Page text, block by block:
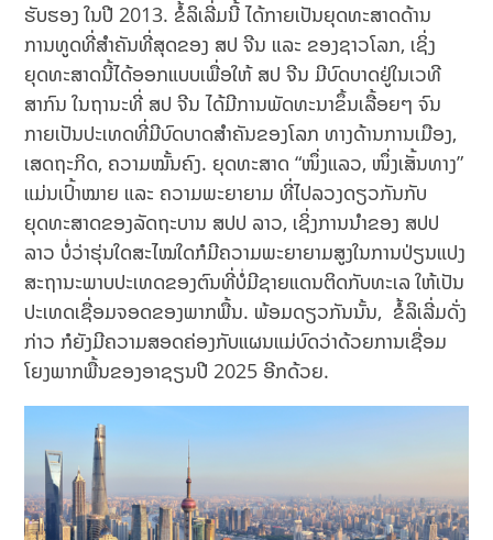
ຮັບຮອງ ໃນປີ 2013. ຂໍ້ລິເລີ່ມນີ້ ໄດ້ກາຍເປັນຍຸດທະສາດດ້ານ
ການທູດທີ່ສໍາຄັນທີ່ສຸດຂອງ ສປ ຈີນ ແລະ ຂອງຊາວໂລກ, ເຊິ່ງ
ຍຸດທະສາດນີ້ໄດ້ອອກແບບເພື່ອໃຫ້ ສປ ຈີນ ມີບົດບາດຢູ່ໃນເວທີ
ສາກົນ ໃນຖານະທີ່ ສປ ຈີນ ໄດ້ມີການພັດທະນາຂຶ້ນເລື້ອຍໆ ຈົນ
ກາຍເປັນປະເທດທີ່ມີບົດບາດສຳຄັນຂອງໂລກ ທາງດ້ານການເມືອງ,
ເສດຖະກິດ, ຄວາມໝັ້ນຄົງ. ຍຸດທະສາດ “ໜຶ່ງແລວ, ໜຶ່ງເສັ້ນທາງ”
ແມ່ນເປົ້າໝາຍ ແລະ ຄວາມພະຍາຍາມ ທີ່ໄປລວງດຽວກັນກັບ
ຍຸດທະສາດຂອງລັດຖະບານ ສປປ ລາວ, ເຊິ່ງການນໍາຂອງ ສປປ
ລາວ ບໍ່ວ່າຮຸ່ນໃດສະໄໝໃດກໍມີຄວາມພະຍາຍາມສູງໃນການປ່ຽນແປງ
ສະຖານະພາບປະເທດຂອງຕົນທີ່ບໍ່ມີຊາຍແດນຕິດກັບທະເລ ໃຫ້ເປັນ
ປະເທດເຊື່ອມຈອດຂອງພາກພື້ນ. ພ້ອມດຽວກັນນັ້ນ, ຂໍ້ລິເລີ່ມດັ່ງ
ກ່າວ ກໍຍັງມີຄວາມສອດຄ່ອງກັບແຜນແມ່ບົດວ່າດ້ວຍການເຊື່ອມ
ໂຍງພາກພື້ນຂອງອາຊຽນປີ 2025 ອີກດ້ວຍ.